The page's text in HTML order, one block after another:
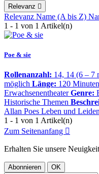
Relevanz 
Relevanz Name (A bis Z)
1 - 1 von 1 Artikel(n)
Poe & sie
Rollenanzahl: 14, 14 (6 – 7
möglich Länge: 120 Minuten
Erwachsenentheater Genre:
Historische Themen
Allan Poes Leben und
1 - 1 von 1 Artikel(n)
Zum Seitenanfang 
Erhalten Sie unsere